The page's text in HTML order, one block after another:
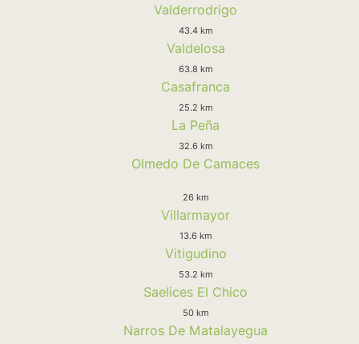
Valderrodrigo
43.4 km
Valdelosa
63.8 km
Casafranca
25.2 km
La Peña
32.6 km
Olmedo De Camaces
26 km
Villarmayor
13.6 km
Vitigudino
53.2 km
Saelices El Chico
50 km
Narros De Matalayegua